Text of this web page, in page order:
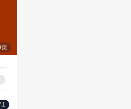
页